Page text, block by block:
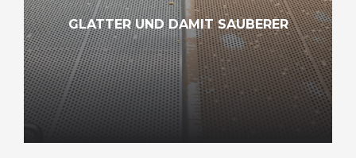
GLATTER UND DAMIT SAUBERER